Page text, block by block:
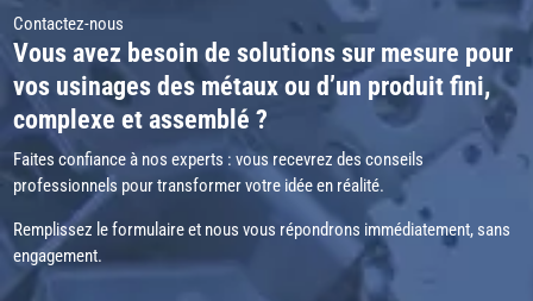
Contactez-nous
Vous avez besoin de solutions sur mesure pour
vos usinages des métaux ou d’un produit fini,
complexe et assemblé ?
Faites confiance à nos experts : vous recevrez des conseils
professionnels pour transformer votre idée en réalité.
Remplissez le formulaire et nous vous répondrons immédiatement, sans
engagement.